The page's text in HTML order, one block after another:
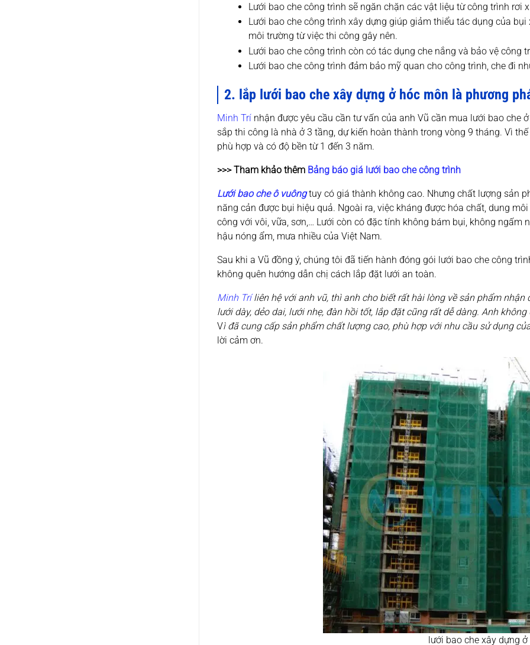
Lưới bao che công trình sẽ ngăn chặn các vật liệu từ công trình rơi
Lưới bao che công trình xây dựng giúp giảm thiểu tác dụng của
môi trường từ việc thi công gây nên.
Lưới bao che công trình còn có tác dụng che nắng và bảo vệ
Lưới bao che công trình đảm bảo mỹ quan cho công trình, che đi
2. lắp lưới bao che xây dựng ở hóc môn là phương
Minh Trí nhận được yêu cầu cần tư vấn của anh Vũ cần mua lưới bao che
sắp thi công là nhà ở 3 tầng, dự kiến hoàn thành trong vòng 9 tháng. Vì
phù hợp và có độ bền từ 1 đến 3 năm.
>>> Tham khảo thêm Bảng báo giá lưới bao che công trình
Lưới bao che ô vuôngtuy có giá thành không cao. Nhưng chất lượng sản
năng cản được bụi hiệu quả. Ngoài ra, việc kháng được hóa chất, dung
công với vôi, vữa, sơn,… Lưới còn có đặc tính không bám bụi, không ngấm
hậu nóng ẩm, mưa nhiều của Việt Nam.
Sau khi a Vũ đồng ý, chúng tôi đã tiến hành đóng gói lưới bao che công
không quên hướng dẫn chị cách lắp đặt lưới an toàn.
Minh Tríliên hệ với anh vũ, thì anh cho biết rất hài lòng về sản phẩm
lưới dày, dẻo dai, lưới nhẹ, đàn hồi tốt, lắp đặt cũng rất dễ dàng. Anh
Vì đã cung cấp sản phẩm chất lượng cao, phù hợp với nhu cầu sử dụng
lời cảm ơn.
lưới bao che xây dựng